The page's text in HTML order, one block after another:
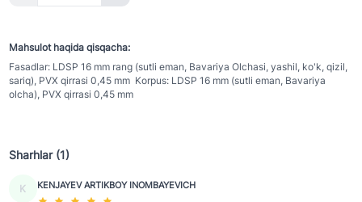
Mahsulot haqida qisqacha:
Fasadlar: LDSP 16 mm rang (sutli eman, Bavariya Olchasi, yashil, ko'k, qizil,
sariq), PVX qirrasi 0,45 mm Korpus: LDSP 16 mm (sutli eman, Bavariya
olcha), PVX qirrasi 0,45 mm
Sharhlar (1)
K KENJAYEV ARTIKBOY INOMBAYEVICH